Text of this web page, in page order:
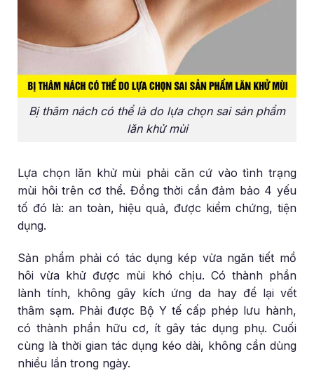
Bị thâm nách có thể là do lựa chọn sai sản phẩm
lăn khử mùi
Lựa chọn lăn khử mùi phải căn cứ vào tình trạng
mùi hôi trên cơ thể. Đồng thời cần đảm bảo 4 yếu
tố đó là: an toàn, hiệu quả, được kiểm chứng, tiện
dụng.
Sản phẩm phải có tác dụng kép vừa ngăn tiết mồ
hôi vừa khử được mùi khó chịu. Có thành phần
lành tính, không gây kích ứng da hay để lại vết
thâm sạm. Phải được Bộ Y tế cấp phép lưu hành,
có thành phần hữu cơ, ít gây tác dụng phụ. Cuối
cùng là thời gian tác dụng kéo dài, không cần dùng
nhiều lần trong ngày.